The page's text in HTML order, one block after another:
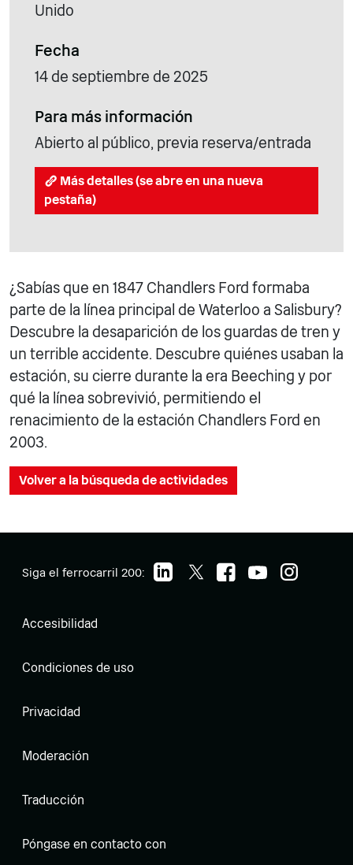
Unido
Fecha
14 de septiembre de 2025
Para más información
Abierto al público, previa reserva/entrada
Más detalles (se abre en una nueva
pestaña)
¿Sabías que en 1847 Chandlers Ford formaba
parte de la línea principal de Waterloo a Salisbury?
Descubre la desaparición de los guardas de tren y
un terrible accidente. Descubre quiénes usaban la
estación, su cierre durante la era Beeching y por
qué la línea sobrevivió, permitiendo el
renacimiento de la estación Chandlers Ford en
2003.
Volver a la búsqueda de actividades
Siga el ferrocarril 200:
Accesibilidad
Condiciones de uso
Privacidad
Moderación
Traducción
Póngase en contacto con